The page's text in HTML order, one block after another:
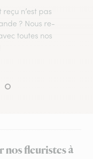
n’est pas
? Nous re-
toutes nos
nos fleuristes à